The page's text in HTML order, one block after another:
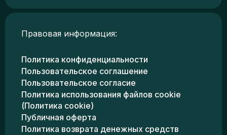
Правовая информация:
Политика конфиденциальности
Пользовательское соглашение
Пользовательское согласие
Политика использования файлов cookie
(Политика cookie)
Публичная оферта
Политика возврата денежных средств